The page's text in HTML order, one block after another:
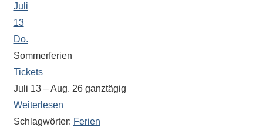
zu
bieten.
Daneben
gibt
es
viele
Juli
13
Do.
Sommerferien
Tickets
Juli 13 – Aug. 26 ganztägig
Weiterlesen
Schlagwörter: Ferien